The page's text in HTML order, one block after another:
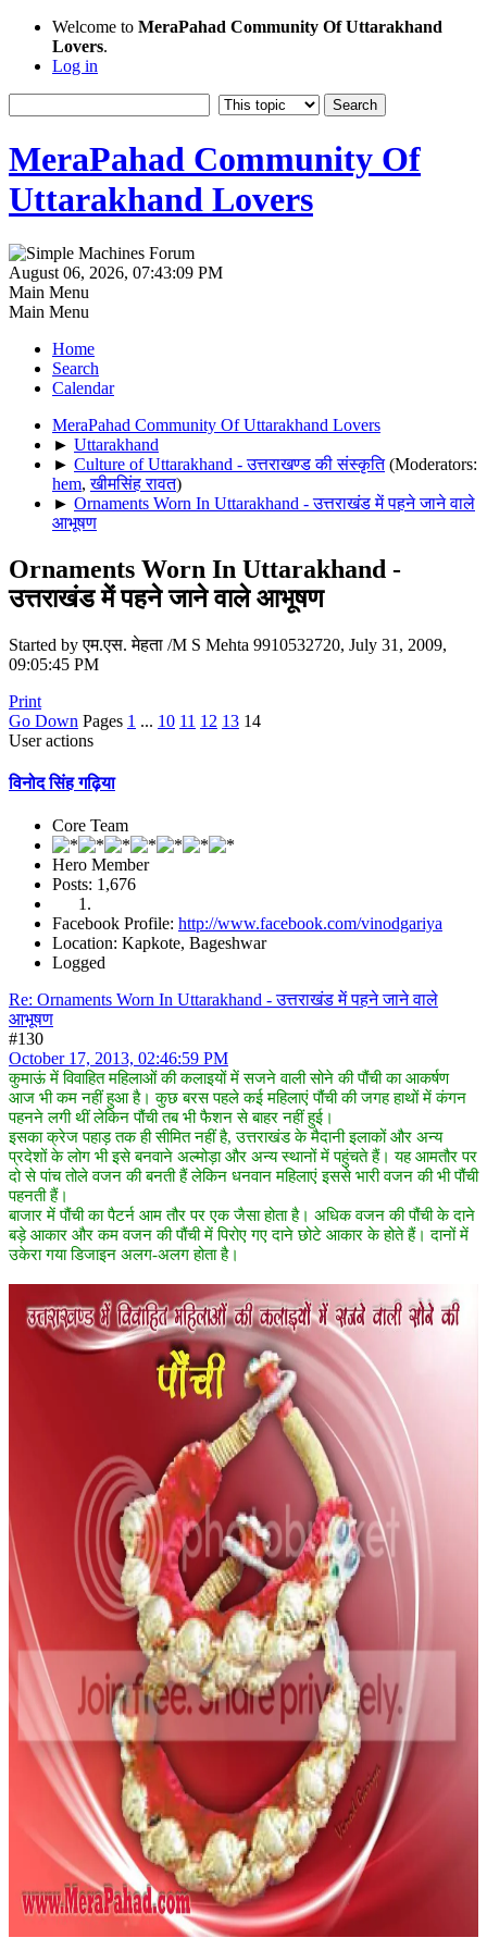
Welcome to MeraPahad Community Of Uttarakhand
Lovers.
Log in
MeraPahad Community Of
Uttarakhand Lovers
August 06, 2026, 07:43:09 PM
Main Menu
Main Menu
Home
Search
Calendar
MeraPahad Community Of Uttarakhand Lovers
► Uttarakhand
► Culture of Uttarakhand - उत्तराखण्ड की संस्कृति (Moderators:
hem,खीमसिंह रावत)
► Ornaments Worn In Uttarakhand - उत्तराखंड में पहने जाने वाले
आभूषण
Ornaments Worn In Uttarakhand -
उत्तराखंड में पहने जाने वाले आभूषण
Started by एम.एस. मेहता /M S Mehta 9910532720, July 31, 2009,
09:05:45 PM
Print
Go Down Pages 1 ... 10 11 12 13 14
User actions
विनोद सिंह गढ़िया
Core Team
Hero Member
Posts: 1,676
Facebook Profile: http://www.facebook.com/vinodgariya
Location: Kapkote, Bageshwar
Logged
Re: Ornaments Worn In Uttarakhand - उत्तराखंड में पहने जाने वाले
आभूषण
#130
October 17, 2013, 02:46:59 PM
कुमाऊं में विवाहित महिलाओं की कलाइयों में सजने वाली सोने की पौंची का आकर्षण
आज भी कम नहीं हुआ है। कुछ बरस पहले कई महिलाएं पौंची की जगह हाथों में कंगन
पहनने लगी थीं लेकिन पौंची तब भी फैशन से बाहर नहीं हुई।
इसका क्रेज पहाड़ तक ही सीमित नहीं है, उत्तराखंड के मैदानी इलाकों और अन्य
प्रदेशों के लोग भी इसे बनवाने अल्मोड़ा और अन्य स्थानों में पहुंचते हैं। यह आमतौर पर
दो से पांच तोले वजन की बनती हैं लेकिन धनवान महिलाएं इससे भारी वजन की भी पौंची
पहनती हैं।
बाजार में पौंची का पैटर्न आम तौर पर एक जैसा होता है। अधिक वजन की पौंची के दाने
बड़े आकार और कम वजन की पौंची में पिरोए गए दाने छोटे आकार के होते हैं। दानों में
उकेरा गया डिजाइन अलग-अलग होता है।